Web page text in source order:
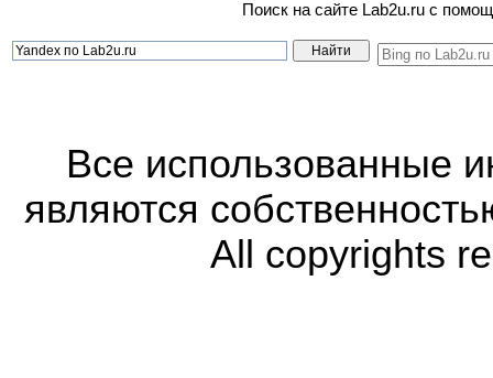
Поиск на сайте Lab2u.ru с
Все использованные
являются
All copyrights